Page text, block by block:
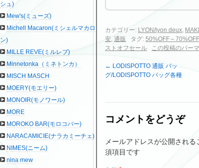
カテゴリー: LYON/lyon deux,
安, 通販 タグ: 50%OFF～70%OFF
ストオフセール
この投稿のパー
← LODISPOTTO 通販 バッ
グ/LODISPOTTO バッグ各種
コメントをどうぞ
メールアドレスが公開される
須項目です
シュ)
Mew's(ミューズ)
Michell Macaron(ミシェルマカロ
ン)
MILLE REVE(ミルレブ)
Minnetonka（ミネトンカ）
MISCH MASCH
MOERY(モエリー)
MONOIR(モノワール)
MORE
MOROKO BAR(モロコバー)
NARACAMICIE(ナラカミーチェ)
NIMES(ニーム)
nina mew